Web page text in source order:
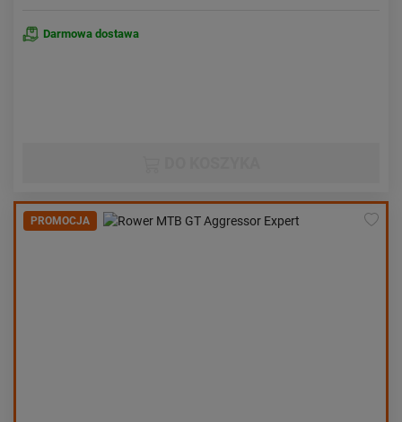
Darmowa dostawa
PROMOCJA